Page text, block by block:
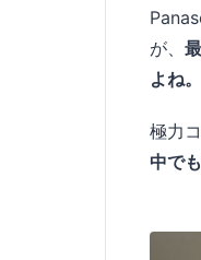
が、
よね。
極力
中で